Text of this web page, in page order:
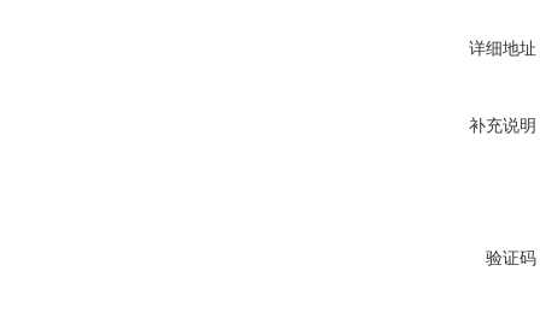
详细地址
补充说明
验证码